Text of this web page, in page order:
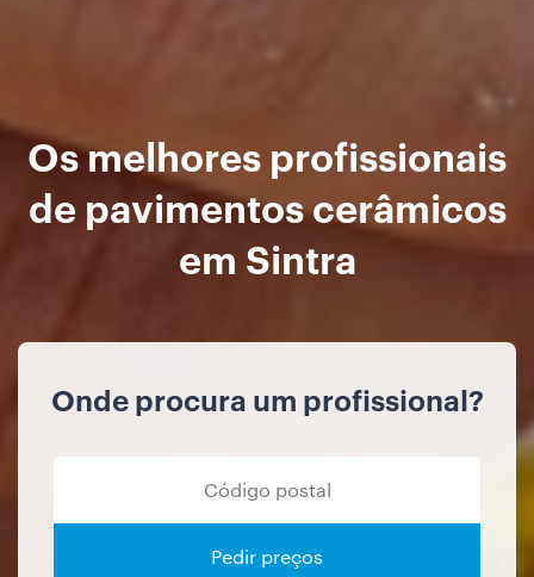
Os melhores profissionais
de pavimentos cerâmicos
em Sintra
Onde procura um profissional?
Pedir preços